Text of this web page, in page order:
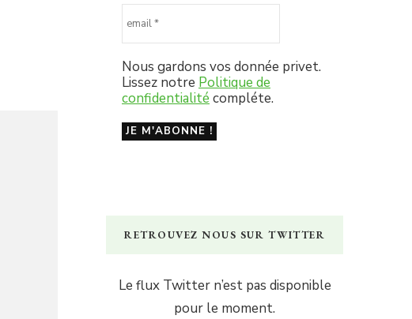
Nous gardons vos donnée privet.
Lissez notre Politique de
confidentialité compléte.
RETROUVEZ NOUS SUR TWITTER
Le flux Twitter n’est pas disponible
pour le moment.